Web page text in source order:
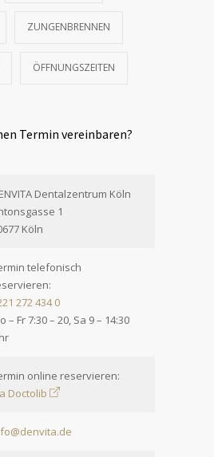
ZUNGENBRENNEN
ÖFFNUNGSZEITEN
Termin vereinbaren?
Dentalzentrum Köln
1
Köln
telefonisch
272 434 0
– Fr 7:30 – 20, Sa 9 – 14:30
online reservieren:
Doctolib